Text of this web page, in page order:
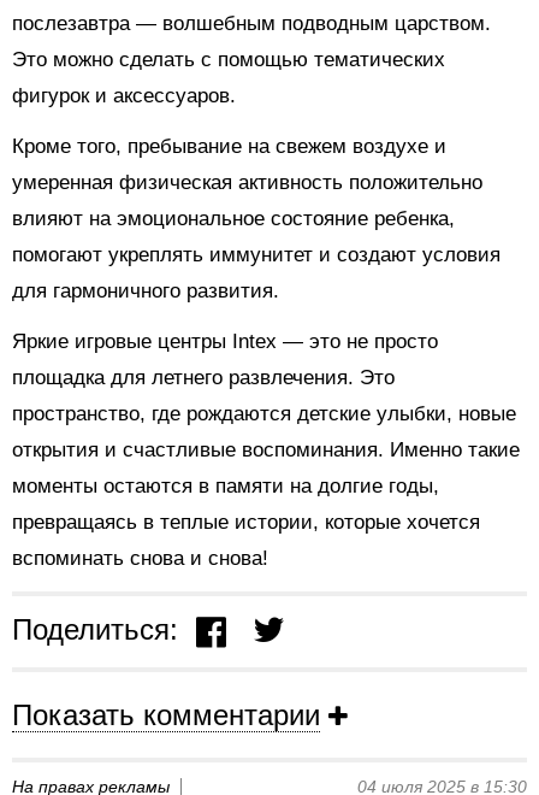
послезавтра — волшебным подводным царством.
Это можно сделать с помощью тематических
фигурок и аксессуаров.
Кроме того, пребывание на свежем воздухе и
умеренная физическая активность положительно
влияют на эмоциональное состояние ребенка,
помогают укреплять иммунитет и создают условия
для гармоничного развития.
Яркие игровые центры Intex — это не просто
площадка для летнего развлечения. Это
пространство, где рождаются детские улыбки, новые
открытия и счастливые воспоминания. Именно такие
моменты остаются в памяти на долгие годы,
превращаясь в теплые истории, которые хочется
вспоминать снова и снова!
Поделиться:
Показать комментарии
На правах рекламы 04 июля 2025 в 15:30